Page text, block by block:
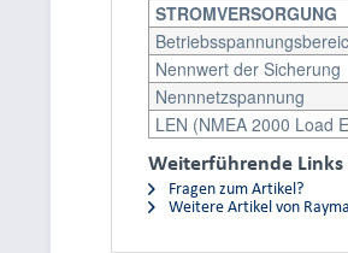
STROMVERSORGUNG
Nennwert der Sicherung
Nennnetzspannung
LEN (NMEA 2000 Load
Weiterführende
Fragen zum Artikel?
Weitere Artikel von